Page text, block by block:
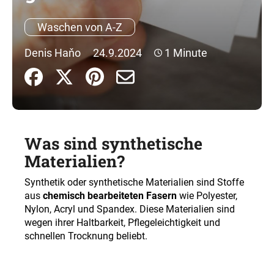
Waschen von A-Z
Denis Haňo
24.9.2024 1 Minute
Was sind synthetische
Materialien?
Synthetik oder synthetische Materialien sind Stoffe
aus chemisch bearbeiteten Fasern wie Polyester,
Nylon, Acryl und Spandex. Diese Materialien sind
wegen ihrer Haltbarkeit, Pflegeleichtigkeit und
schnellen Trocknung beliebt.
W
i